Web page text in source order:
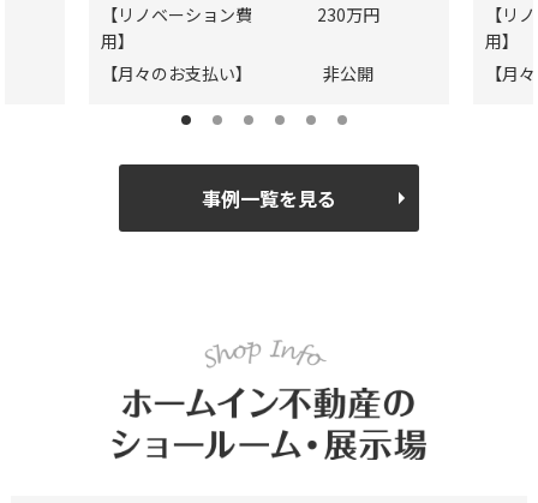
【リノベーション費
用】
230万円
【月々のお支払い】 非公開
【リ
用】
【月
事例一覧を見る